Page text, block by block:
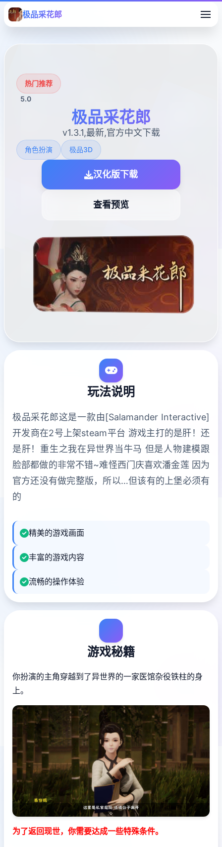
极品采花郎
热门推荐
5.0
极品采花郎
v1.3.1,最新,官方中文下载
角色扮演 极品3D
汉化版下载
查看预览
玩法说明
极品采花郎这是一款由[Salamander Interactive]
开发商在2号上架steam平台 游戏主打的是肝！还
是肝！重生之我在异世界当牛马 但是人物建模跟
脸部都做的非常不错~难怪西门庆喜欢潘金莲 因为
官方还没有做完整版，所以…但该有的上堡必须有
的
精美的游戏画面
丰富的游戏内容
流畅的操作体验
游戏秘籍
你扮演的主角穿越到了异世界的一家医馆杂役铁柱的身
上。
为了返回现世，你需要达成一些特殊条件。